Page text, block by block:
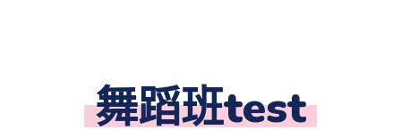
舞蹈班test